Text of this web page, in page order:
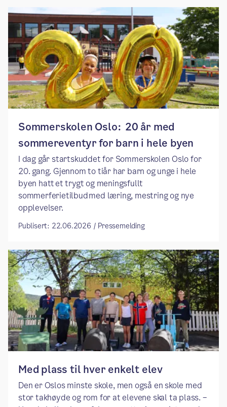
Sommerskolen Oslo: 20 år med
sommereventyr for barn i hele byen
I dag går startskuddet for Sommerskolen Oslo for
20. gang. Gjennom to tiår har barn og unge i hele
byen hatt et trygt og meningsfullt
sommerferietilbud med læring, mestring og nye
opplevelser.
Publisert: 22.06.2026 / Pressemelding
Med plass til hver enkelt elev
Den er Oslos minste skole, men også en skole med
stor takhøyde og rom for at elevene skal ta plass. –